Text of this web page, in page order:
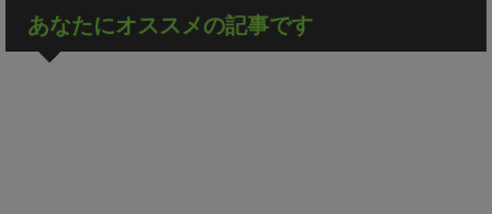
あなたにオススメの記事です